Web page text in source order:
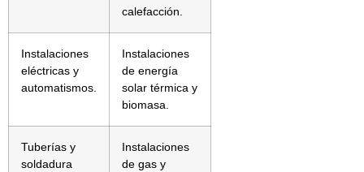
calefacción.
Instalaciones
eléctricas y
automatismos.
Instalaciones
de energía
solar térmica y
biomasa.
Tuberías y
soldadura
Instalaciones
de gas y